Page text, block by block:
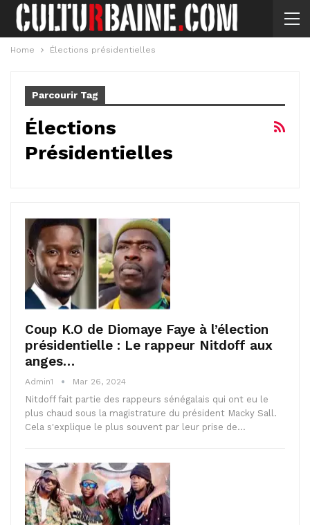
Home Élections présidentielles
Parcourir Tag
Élections
Présidentielles
Coup K.O de Diomaye Faye à l’élection
présidentielle : Le rappeur Nitdoff aux
anges…
Admin1 Mar 26, 2024
Nitdoff fait partie des rappeurs sénégalais qui ont eu le
plus chaud sous la magistrature du président Macky Sall.
Cela s'explique le plus souvent par leur prise de…